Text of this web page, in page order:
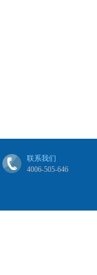
联系我们
4006-505-646